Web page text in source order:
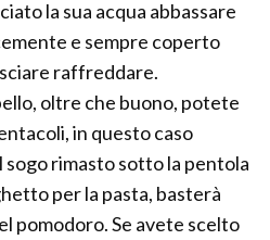
la sua acqua abbassare
e sempre coperto
raffreddare.
oltre che buono, potete
in questo caso
rimasto sotto la pentola
per la pasta, basterà
pomodoro. Se avete scelto